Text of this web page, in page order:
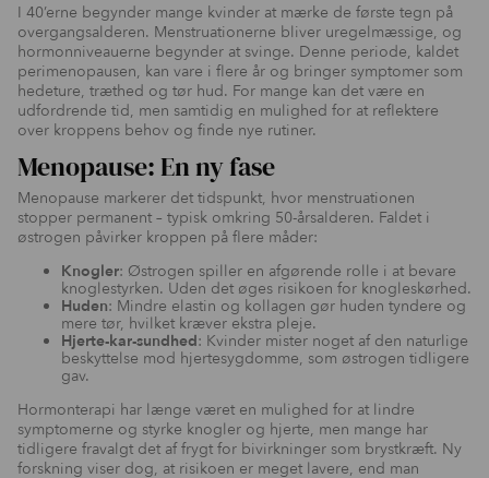
I 40’erne begynder mange kvinder at mærke de første tegn på
overgangsalderen. Menstruationerne bliver uregelmæssige, og
hormonniveauerne begynder at svinge. Denne periode, kaldet
perimenopausen, kan vare i flere år og bringer symptomer som
hedeture, træthed og tør hud. For mange kan det være en
udfordrende tid, men samtidig en mulighed for at reflektere
over kroppens behov og finde nye rutiner.
Menopause: En ny fase
Menopause markerer det tidspunkt, hvor menstruationen
stopper permanent – typisk omkring 50-årsalderen. Faldet i
østrogen påvirker kroppen på flere måder:
Knogler: Østrogen spiller en afgørende rolle i at bevare
knoglestyrken. Uden det øges risikoen for knogleskørhed.
Huden: Mindre elastin og kollagen gør huden tyndere og
mere tør, hvilket kræver ekstra pleje.
Hjerte-kar-sundhed: Kvinder mister noget af den naturlige
beskyttelse mod hjertesygdomme, som østrogen tidligere
gav.
Hormonterapi har længe været en mulighed for at lindre
symptomerne og styrke knogler og hjerte, men mange har
tidligere fravalgt det af frygt for bivirkninger som brystkræft. Ny
forskning viser dog, at risikoen er meget lavere, end man